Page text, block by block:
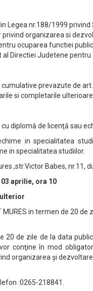
Legea nr.188/1999
organizarea si
ocuparea functiei
Directiei Judetene pentru
prevazute de
si completarile ulterioare
diplomă de licenţă sau
in specialitatea
in specialitatea studiilor.
,str.Victor Babes, nr.11,
aprilie, ora 10
in termen de 20
20 de zile de la data
conţine în mod
organizarea şi
:0265-218841.